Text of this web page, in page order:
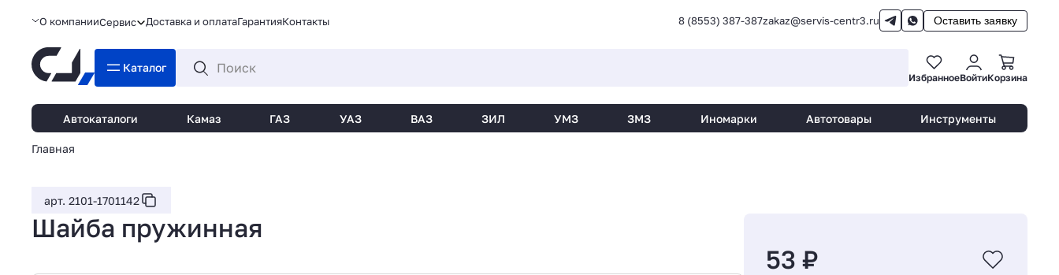
О компанииСервис Доставка и оплатаГарантияКонтакты 8 (8553) 387-387zakaz@servis-centr3.ru Оставить заявку
Каталог
ИзбранноеВойтиКорзина
Автокаталоги Камаз ГАЗ УАЗ ВАЗ ЗИЛ УМЗ ЗМЗ Иномарки Автотовары Инструменты
Главная
арт. 2101-1701142
Шайба пружинная
53 ₽